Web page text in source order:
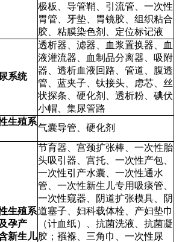
极板、导管鞘、引流管、一次性
胃管、牙垫、胃镜胶、组织粘合
胶、粘膜染色剂、定位标记液
系统
透析器、滤器、血浆置换器、血
液灌流器、血制品分离器、吸附
器、透析血液回路、管道、腹透
管、蓝夹子、钛接头、虑芯、丝
状探条、硬化剂、透析粉、碘伏
小帽、集尿管路
生殖系
气囊导管、硬化剂
生殖系
孕产
含新生儿
节育器、宫颈扩张棒、一次性胎
头吸引器、宫托、一次性产包、
一次性引产水囊、一次性通水
管、一次性新生儿专用吸痰管、
一次性窥器、阴道扩张模具、阴
道塞子、妇科载体栓、产妇垫巾
（计血纸）、抗菌洗液、抗菌凝
胶；襁褓、三角巾、一次性尿